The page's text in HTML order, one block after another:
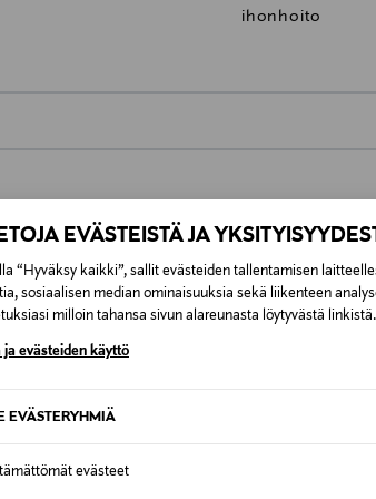
EVÄSTEISTÄ JA
“Hyväksy kaikki”, sallit evästeiden tallentamisen
sosiaalisen median ominaisuuksia sekä liikenteen
milloin tahansa sivun alareunasta löytyvästä linkistä.
ja evästeiden käyttö
EVÄSTERYHMIÄ
evästeet
ihonhoito
0,00 € – 4,90 €
7,90 €–50,00 €
Alk. 6,90 €, kun
tilaukseesi. Voit palauttaa tilaamasi tuotteen 30
palauttaa avaamattomissa
NÄISTÄ